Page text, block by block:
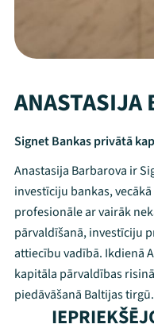
ANASTASIJA
Signet Bankas privātā
Anastasija Barbarova ir
investīciju bankas,
profesionāle ar vairāk
pārvaldīšanā, investīciju
attiecību vadībā. Ikdienā
kapitāla pārvaldības
piedāvāšanā Baltijas tirgū.